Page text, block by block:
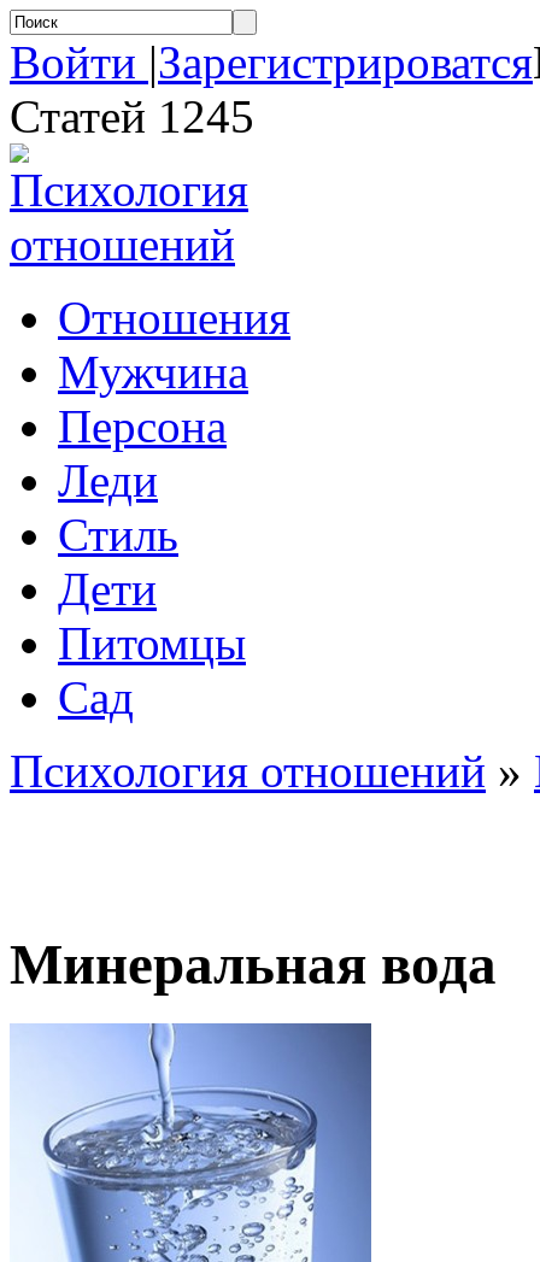
Войти |Зарегистрироватся
Статей 1245
Отношения
Мужчина
Персона
Леди
Стиль
Дети
Питомцы
Сад
Психология отношений »
Минеральная вода